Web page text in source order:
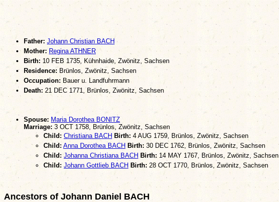
Father: Johann Christian BACH
Mother: Regina ATHNER
Birth: 10 FEB 1735, Kühnhaide, Zwönitz, Sachsen
Residence: Brünlos, Zwönitz, Sachsen
Occupation: Bauer u. Landfuhrmann
Death: 21 DEC 1771, Brünlos, Zwönitz, Sachsen
Spouse: Maria Dorothea BONITZ
Marriage:3 OCT 1758, Brünlos, Zwönitz, Sachsen
Child: Christiana BACH Birth: 4 AUG 1759, Brünlos, Zwönitz, Sachsen
Child: Anna Dorothea BACH Birth: 30 DEC 1762, Brünlos, Zwönitz, Sachsen
Child: Johanna Christiana BACH Birth: 14 MAY 1767, Brünlos, Zwönitz, Sachsen
Child: Johann Gottlieb BACH Birth: 28 OCT 1770, Brünlos, Zwönitz, Sachsen
Ancestors of Johann Daniel BACH